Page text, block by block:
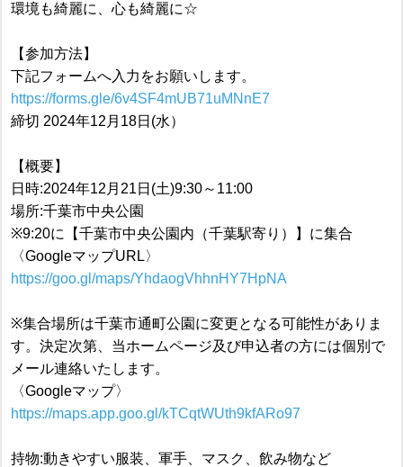
環境も綺麗に、心も綺麗に☆
【参加方法】
下記フォームへ入力をお願いします。
https://forms.gle/6v4SF4mUB71uMNnE7
締切 2024年12月18日(水）
【概要】
日時:2024年12月21日(土)9:30～11:00
場所:千葉市中央公園
※9:20に【千葉市中央公園内（千葉駅寄り）】に集合
〈GoogleマップURL〉
https://goo.gl/maps/YhdaogVhhnHY7HpNA
※集合場所は千葉市通町公園に変更となる可能性がありま
す。決定次第、当ホームページ及び申込者の方には個別で
メール連絡いたします。
〈Googleマップ〉
https://maps.app.goo.gl/kTCqtWUth9kfARo97
持物:動きやすい服装、軍手、マスク、飲み物など